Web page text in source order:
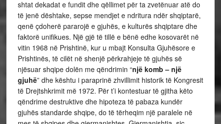
shtat dekadat e fundit dhe qëllimet për ta zvetënuar atë do
të jenë dështake, sepse mendjet e ndritura ndër shqiptarë,
qenë çdoherë pararojë e gjuhës, e kulturës shqiptare dhe
faktorë unifikues. Një gjë të tillë e bënë edhe kosovarët në
vitin 1968 në Prishtinë, kur u mbajt Konsulta Gjuhësore e
Prishtinës, të cilët në shenjë përkrahjeje të gjuhës së
njësuar shqipe dolën me qëndrimin “një komb – një
gjuhë” dhe kështu i paraprinë zhvillimit historik të Kongresit
të Drejtshkrimit më 1972. Për t’i kontestuar të gjitha këto
qëndrime destruktive dhe hipoteza të pabaza kundër
gjuhës standarde shqipe, do të tërheqim një paralele në